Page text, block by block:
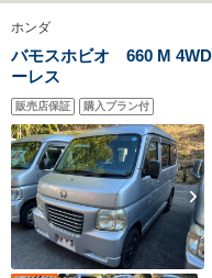
ホンダ
バモスホビオ 660 M
ーレス
販売店保証 購入プラン付